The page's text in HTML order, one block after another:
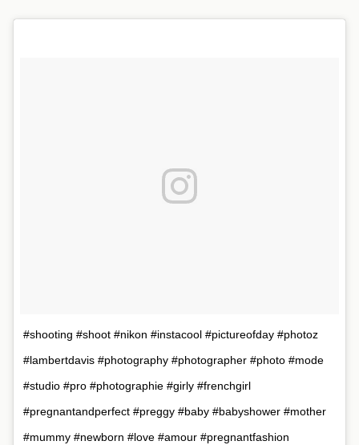
#shooting #shoot #nikon #instacool #pictureofday #photoz
#lambertdavis #photography #photographer #photo #mode
#studio #pro #photographie #girly #frenchgirl
#pregnantandperfect #preggy #baby #babyshower #mother
#mummy #newborn #love #amour #pregnantfashion